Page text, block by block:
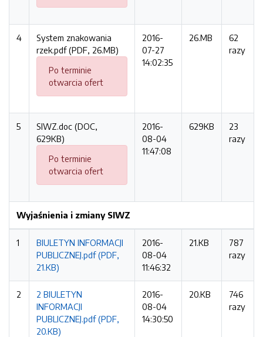
4
System znakowania
rzek.pdf (PDF, 26.MB)
Po terminie
otwarcia ofert
2016-
07-27
14:02:35
26.MB
62
razy
5
SIWZ.doc (DOC,
629KB)
Po terminie
otwarcia ofert
2016-
08-04
11:47:08
629KB
23
razy
Wyjaśnienia i zmiany SIWZ
1
BIULETYN INFORMACJI
PUBLICZNEJ.pdf (PDF,
21.KB)
2016-
08-04
11:46:32
21.KB
787
razy
2
2 BIULETYN
INFORMACJI
PUBLICZNEJ.pdf (PDF,
20.KB)
2016-
08-04
14:30:50
20.KB
746
razy